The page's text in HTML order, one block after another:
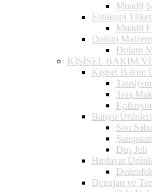
Muadil
Fotokopi
Muadil
Dolum
Dolum
KİŞİSEL BAKIM
Kişisel Bakım
Traş
Banyo Ürünleri
Sıvı
Şampuan
Duş Jeli
Hırdavat
Deterjan ve